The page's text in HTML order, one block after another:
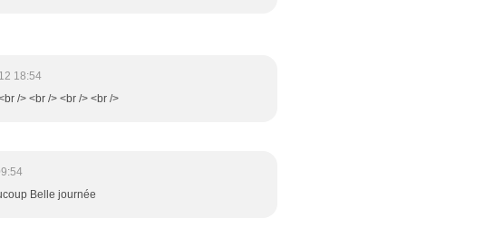
18:54
/> <br /> <br /> <br />
Belle journée